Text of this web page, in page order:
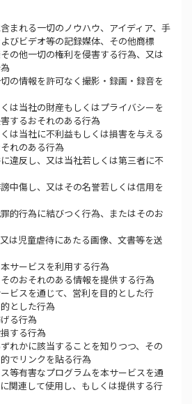
まれる一切のノウハウ、アイディア、手
びビデオ等の記録媒体、その他商標
の他一切の権利を侵害する行為、又は
の情報を許可なく撮影・録画・録音を
は当社の財産もしくはプライバシーを
するおそれのある行為
は当社に不利益もしくは損害を与える
れのある行為
違反し、又は当社若しくは第三者に不
中傷し、又はその名誉若しくは信用を
的行為に結びつく行為、またはそのお
は児童虐待にあたる画像、文書等を送
サービスを利用する行為
のおそれのある情報を提供する行為
ビスを通じて、営利を目的とした行
とした行為
る行為
する行為
れかに該当することを知りつつ、その
でリンクを貼る行為
等有害なプログラムを本サービスを通
関連して使用し、もしくは提供する行